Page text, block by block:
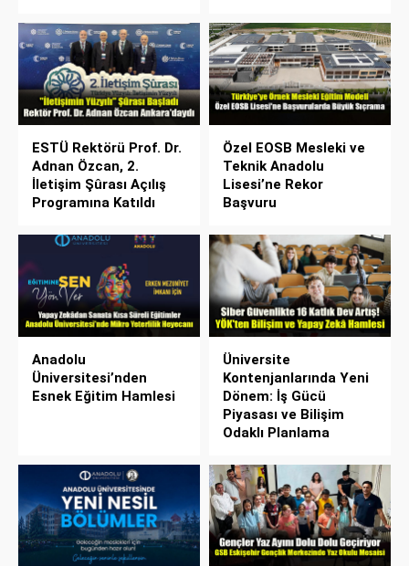
ESTÜ Rektörü Prof. Dr.
Adnan Özcan, 2.
İletişim Şûrası Açılış
Programına Katıldı
Özel EOSB Mesleki ve
Teknik Anadolu
Lisesi’ne Rekor
Başvuru
Anadolu
Üniversitesi’nden
Esnek Eğitim Hamlesi
Üniversite
Kontenjanlarında Yeni
Dönem: İş Gücü
Piyasası ve Bilişim
Odaklı Planlama